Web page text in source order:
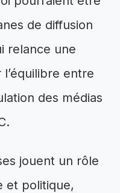
de diffusion
relance une
entre
des médias
jouent un rôle
et politique,